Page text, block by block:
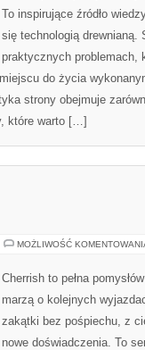
To inspirujące źródło
się technologią drewnianą.
praktycznych problemach,
do życia
strony obejmuje
które warto […]
MOŻLIWOŚĆ
Cherrish to pełna
marzą o kolejnych
zakątki bez pośpiechu, z
nowe doświadczenia. To